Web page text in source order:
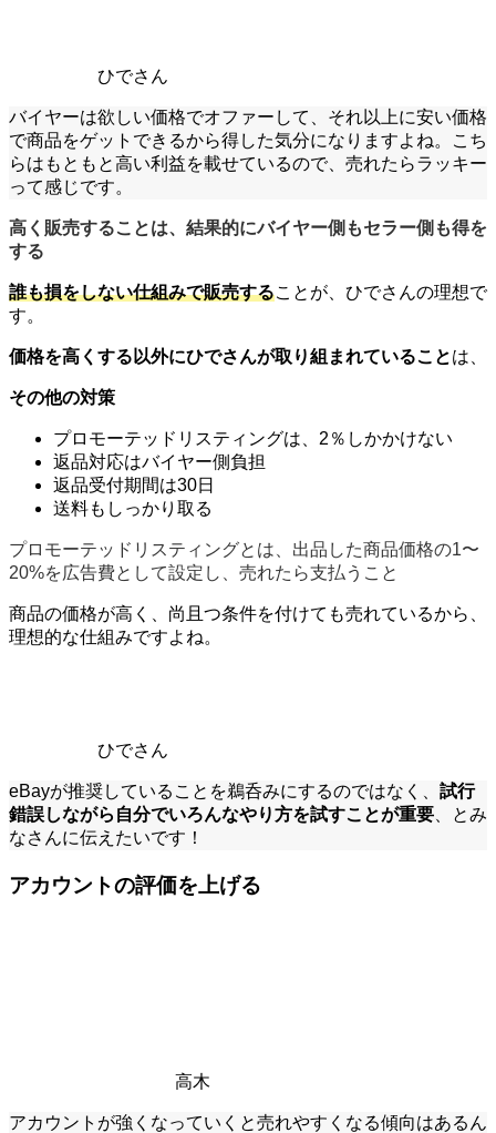
ひでさん
バイヤーは欲しい価格でオファーして、それ以上に安い価格
で商品をゲットできるから得した気分になりますよね。こち
らはもともと高い利益を載せているので、売れたらラッキー
って感じです。
高く販売することは、結果的にバイヤー側もセラー側も得を
する
誰も損をしない仕組みで販売することが、ひでさんの理想で
す。
価格を高くする以外にひでさんが取り組まれていることは、
その他の対策
プロモーテッドリスティングは、2％しかかけない
返品対応はバイヤー側負担
返品受付期間は30日
送料もしっかり取る
プロモーテッドリスティングとは、出品した商品価格の1〜
20%を広告費として設定し、売れたら支払うこと
商品の価格が高く、尚且つ条件を付けても売れているから、
理想的な仕組みですよね。
ひでさん
eBayが推奨していることを鵜呑みにするのではなく、 試行
錯誤しながら自分でいろんなやり方を試すことが重要、とみ
なさんに伝えたいです！
アカウントの評価を上げる
高木
アカウントが強くなっていくと売れやすくなる傾向はあるん